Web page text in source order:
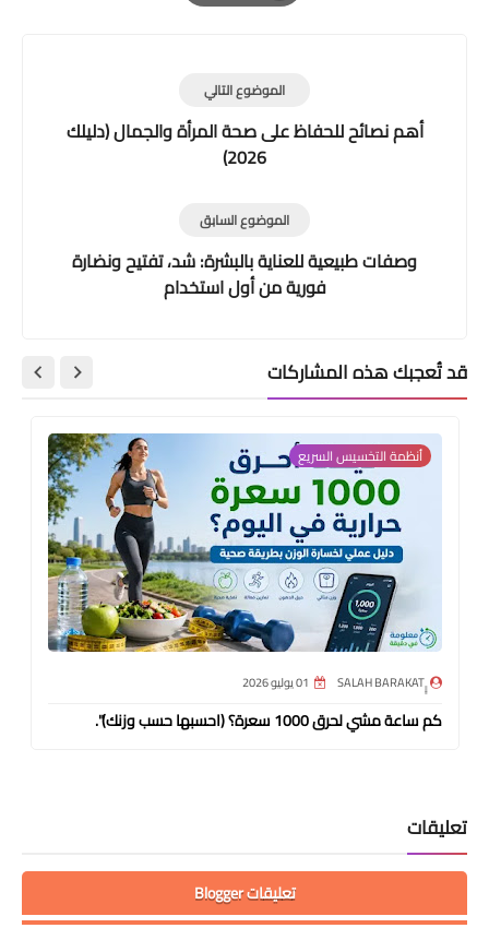
Print
الموضوع التالي
أهم نصائح للحفاظ على صحة المرأة والجمال (دليلك
2026)
الموضوع السابق
وصفات طبيعية للعناية بالبشرة: شد، تفتيح ونضارة
فورية من أول استخدام
قد تُعجبك هذه المشاركات
أنظمة التخسيس السريع
ٍٍٍٍِSALAH BARAKAT 01 يوليو 2026
كم ساعة مشي لحرق 1000 سعرة؟ (احسبها حسب وزنك)".
تعليقات
تعليقات Blogger